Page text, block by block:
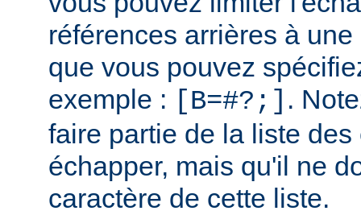
références arrières à
que vous pouvez
exemple : [B=#?;] .
faire partie de la liste des
échapper, mais qu'il ne
caractère de cette liste.